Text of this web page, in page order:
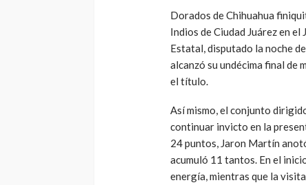
Dorados de Chihuahua
Indios de Ciudad Juárez en
Estatal, disputado la noche
alcanzó su undécima final de
el título.
Así mismo, el conjunto
continuar invicto en la
24 puntos, Jaron Martín
acumuló 11 tantos. En el
energía, mientras que la